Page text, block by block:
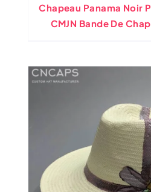
Chapeau Panama Noir
CMJN Bande De